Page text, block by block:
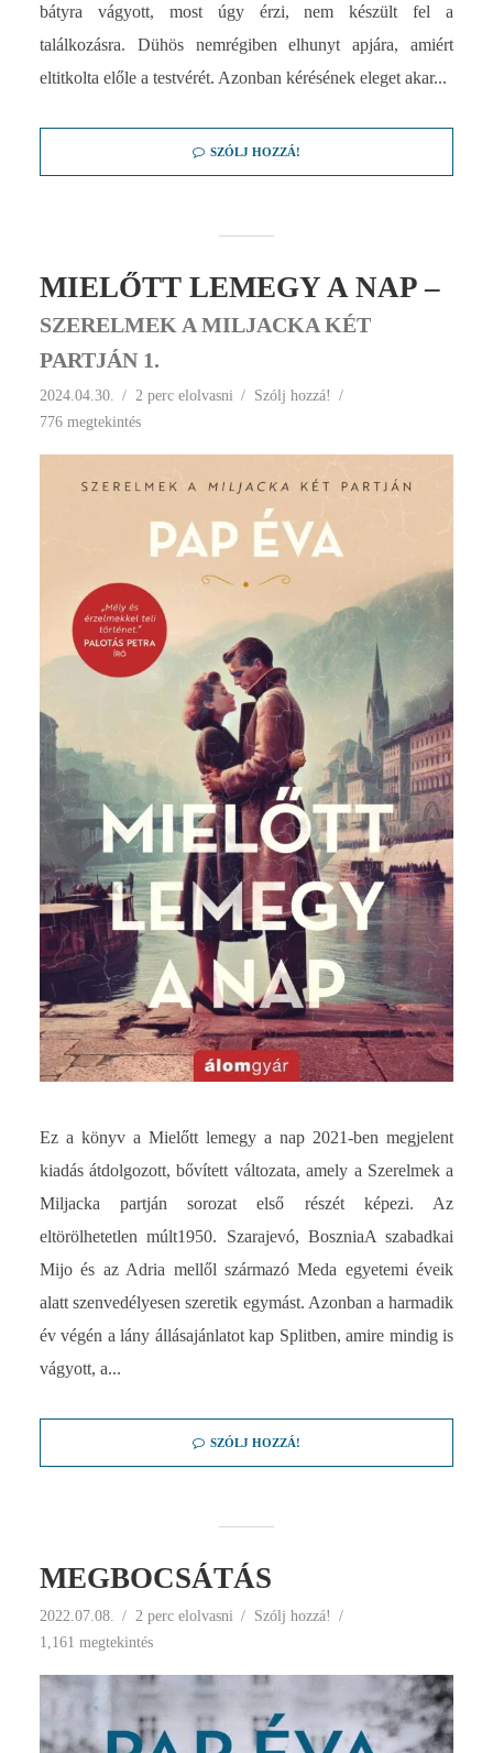
bátyra vágyott, most úgy érzi, nem készült fel a
találkozásra. Dühös nemrégiben elhunyt apjára, amiért
eltitkolta előle a testvérét. Azonban kérésének eleget akar...
SZÓLJ HOZZÁ!
MIELŐTT LEMEGY A NAP –
SZERELMEK A MILJACKA KÉT
PARTJÁN 1.
2024.04.30. 2 perc elolvasni
Szólj hozzá!
776 megtekintés
Ez a könyv a Mielőtt lemegy a nap 2021-ben megjelent
kiadás átdolgozott, bővített változata, amely a Szerelmek a
Miljacka partján sorozat első részét képezi. Az
eltörölhetetlen múlt1950. Szarajevó, BoszniaA szabadkai
Mijo és az Adria mellől származó Meda egyetemi éveik
alatt szenvedélyesen szeretik egymást. Azonban a harmadik
év végén a lány állásajánlatot kap Splitben, amire mindig is
vágyott, a...
SZÓLJ HOZZÁ!
MEGBOCSÁTÁS
2022.07.08. 2 perc elolvasni
Szólj hozzá!
1,161 megtekintés